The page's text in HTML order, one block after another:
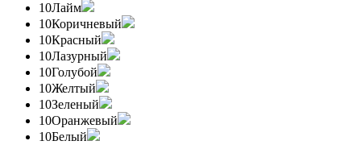
10Лайм
10Коричневый
10Красный
10Лазурный
10Голубой
10Желтый
10Зеленый
10Оранжевый
10Белый